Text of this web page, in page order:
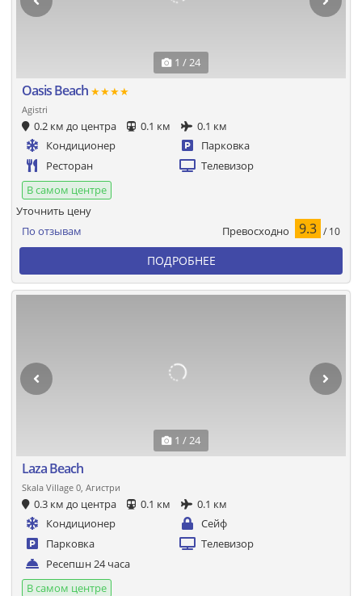
1 / 24
Oasis Beach ★★★★
Agistri
0.2 км до центра 0.1 км
0.1 км
Кондиционер
Парковка
Ресторан
Телевизор
В самом центре
По отзывам Превосходно 9.3 / 10
Уточнить цену
ПОДРОБНЕЕ
1 / 24
Laza Beach
Skala Village 0, Агистри
0.3 км до центра 0.1 км
0.1 км
Кондиционер
Сейф
Парковка
Телевизор
Ресепшн 24 часа
В самом центре